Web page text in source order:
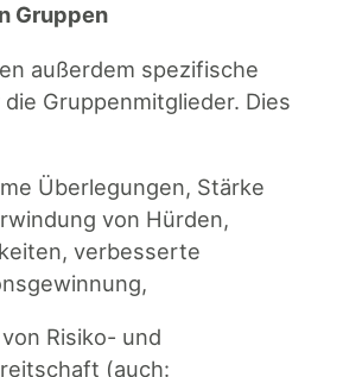
Gruppen
außerdem spezifische
Gruppenmitglieder. Dies
Überlegungen, Stärke
von Hürden,
verbesserte
Risiko- und
(auch: